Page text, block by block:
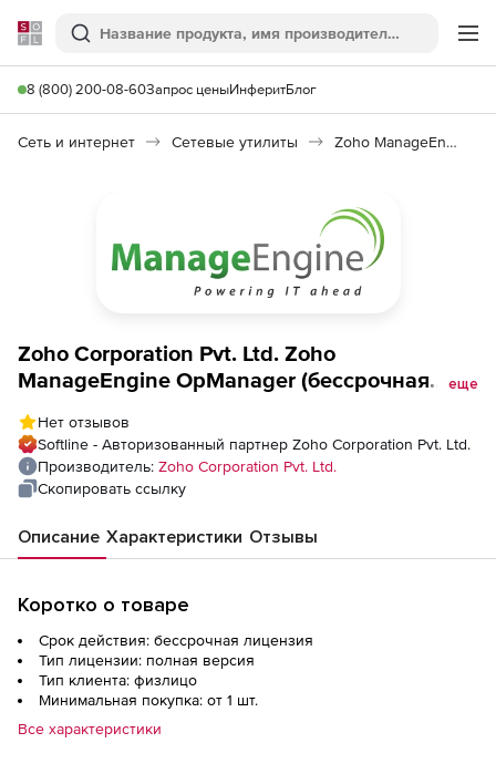
Softline
Поиск
8 (800) 200-08-60Запрос ценыИнферитБлог
Сеть и интернет Сетевые утилиты Zoho ManageEngine OpManager
Zoho Corporation Pvt. Ltd. Zoho
ManageEngine OpManager (бессрочная
Monitoring Add-on 50 Disks
еще
Нет отзывов
Softline - Авторизованный партнер Zoho Corporation Pvt. Ltd.
Производитель: Zoho Corporation Pvt. Ltd.
Скопировать ссылку
Описание Характеристики Отзывы
Коротко о товаре
Срок действия: бессрочная лицензия
Тип лицензии: полная версия
Тип клиента: физлицо
Минимальная покупка: от 1 шт.
Все характеристики